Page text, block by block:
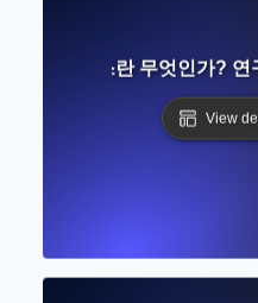
이터베이스란 무엇인가? 연
View